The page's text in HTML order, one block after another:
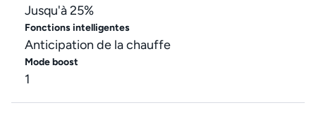
Jusqu'à 25%
Fonctions intelligentes
Anticipation de la chauffe
Mode boost
1